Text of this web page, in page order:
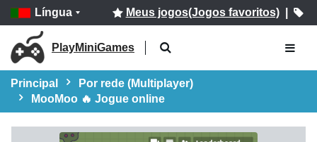
Língua Meus jogos(Jogos favoritos)|
PlayMiniGames
Principal
Por rede (Multiplayer)
MooMoo 🔥 Jogue online